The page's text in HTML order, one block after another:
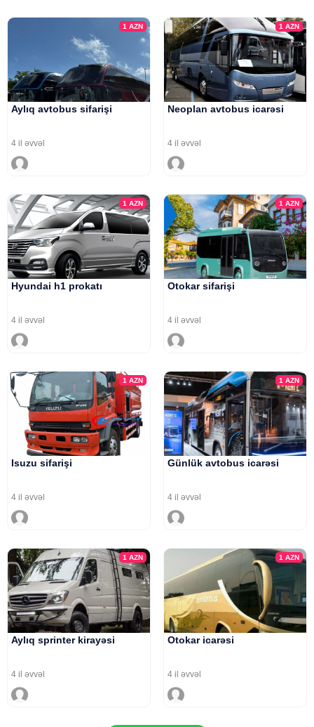
1AZN
Aylıq avtobus sifarişi
4 il əvvəl
1 AZN
Neoplan avtobus icarəsi
4 il əvvəl
1AZN
Hyundai h1 prokatı
4 il əvvəl
1 AZN
Otokar sifarişi
4 il əvvəl
1AZN
Isuzu sifarişi
4 il əvvəl
1 AZN
Günlük avtobus icarəsi
4 il əvvəl
1AZN
Aylıq sprinter kirayəsi
4 il əvvəl
1 AZN
Otokar icarəsi
4 il əvvəl